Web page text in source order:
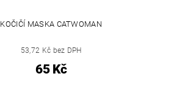
KOČIČÍ MASKA CATWOMAN
53,72 Kč bez DPH
65 Kč